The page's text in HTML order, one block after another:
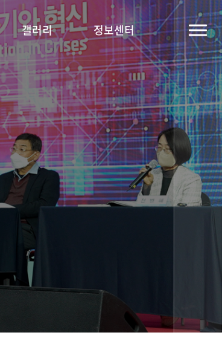
갤러리 정보센터